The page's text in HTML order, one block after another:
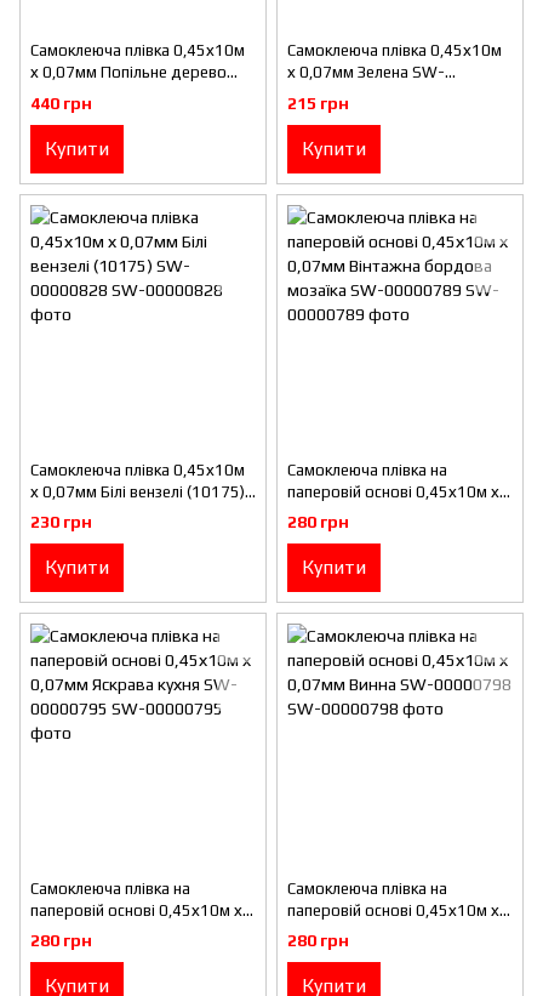
Самоклеюча плівка 0,45х10м
х 0,07мм Попільне дерево
SW-00000819
440 грн
Купити
Самоклеюча плівка 0,45х10м
х 0,07мм Зелена SW-
00000826
215 грн
Купити
Самоклеюча плівка 0,45х10м
х 0,07мм Білі вензелі (10175)
SW-00000828
230 грн
Купити
Самоклеюча плівка на
паперовій основі 0,45х10м х
0,07мм Вінтажна бордова
мозаїка SW-00000789
280 грн
Купити
Самоклеюча плівка на
паперовій основі 0,45х10м х
0,07мм Яскрава кухня SW-
00000795
280 грн
Купити
Самоклеюча плівка на
паперовій основі 0,45х10м х
0,07мм Винна SW-00000798
280 грн
Купити